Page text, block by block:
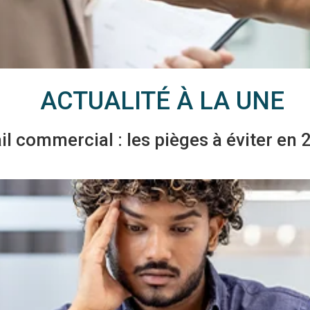
ACTUALITÉ À LA UNE
commercial : les pièges à éviter en